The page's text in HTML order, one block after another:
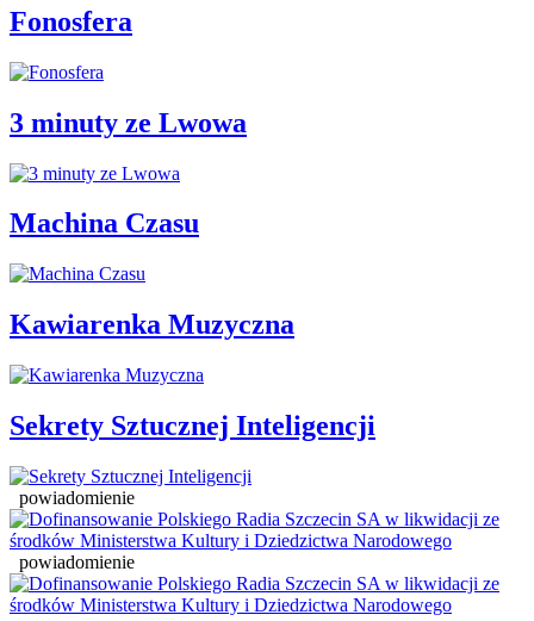
Fonosfera
3 minuty ze Lwowa
Machina Czasu
Kawiarenka Muzyczna
Sekrety Sztucznej Inteligencji
powiadomienie
powiadomienie